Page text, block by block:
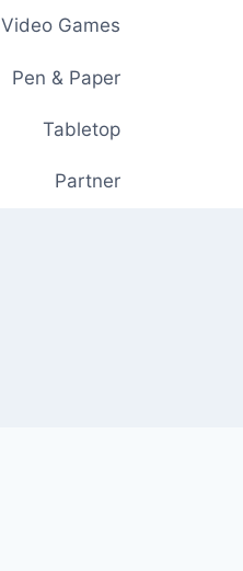
Video Games
Pen & Paper
Tabletop
Partner